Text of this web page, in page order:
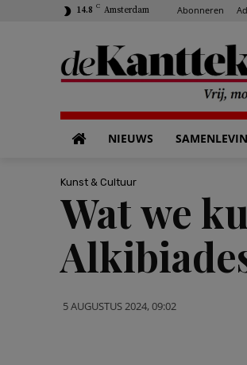
14.8 C Amsterdam Abonneren
NIEUWS
Kunst & Cultuur
Wat we
5 AUGUSTUS 2024, 09:02